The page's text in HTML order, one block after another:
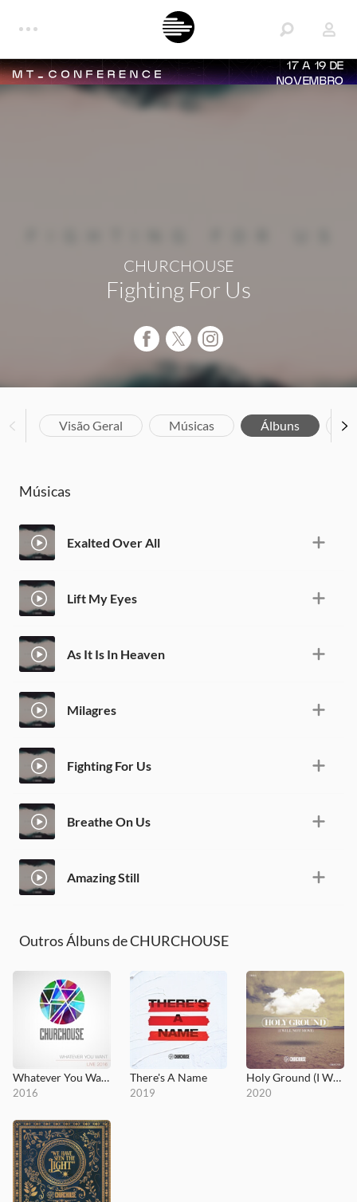
17 A 19 DE
NOVEMBRO
CHURCHOUSE
Fighting For Us
Visão Geral Músicas Álbuns
Músicas
Exalted Over All
Lift My Eyes
As It Is In Heaven
Milagres
Fighting For Us
Breathe On Us
Amazing Still
Outros Álbuns de CHURCHOUSE
Whatever You Want
2016
There's A Name
2019
Holy Ground (I Will Not Move)
2020